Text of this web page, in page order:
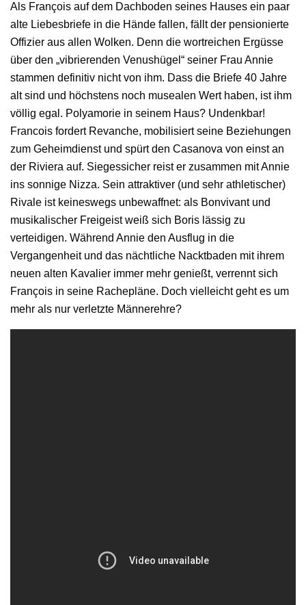
Als François auf dem Dachboden seines Hauses ein paar
alte Liebesbriefe in die Hände fallen, fällt der pensionierte
Offizier aus allen Wolken. Denn die wortreichen Ergüsse
über den „vibrierenden Venushügel“ seiner Frau Annie
stammen definitiv nicht von ihm. Dass die Briefe 40 Jahre
alt sind und höchstens noch musealen Wert haben, ist ihm
völlig egal. Polyamorie in seinem Haus? Undenkbar!
Francois fordert Revanche, mobilisiert seine Beziehungen
zum Geheimdienst und spürt den Casanova von einst an
der Riviera auf. Siegessicher reist er zusammen mit Annie
ins sonnige Nizza. Sein attraktiver (und sehr athletischer)
Rivale ist keineswegs unbewaffnet: als Bonvivant und
musikalischer Freigeist weiß sich Boris lässig zu
verteidigen. Während Annie den Ausflug in die
Vergangenheit und das nächtliche Nacktbaden mit ihrem
neuen alten Kavalier immer mehr genießt, verrennt sich
François in seine Rachepläne. Doch vielleicht geht es um
mehr als nur verletzte Männerehre?